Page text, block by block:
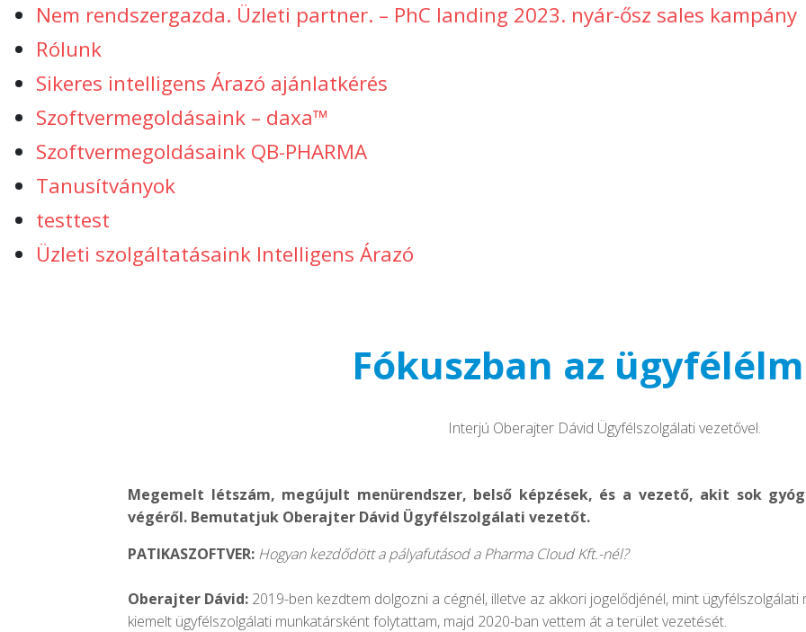
Nem rendszergazda. Üzleti partner. – PhC landing 2023. nyár-ősz sales kampány
Rólunk
Sikeres intelligens Árazó ajánlatkérés
Szoftvermegoldásaink – daxa™
Szoftvermegoldásaink QB-PHARMA
Tanusítványok
testtest
Üzleti szolgáltatásaink Intelligens Árazó
Fókuszban az
Interjú Oberajter Dávid Ügyfélszolgálati vezetővel.
Megemelt létszám, megújult menürendszer, belső képzések, és a vezető, akit sok
végéről. Bemutatjuk Oberajter Dávid Ügyfélszolgálati vezetőt.
PATIKASZOFTVER: Hogyan kezdődött a pályafutásod a Pharma Cloud Kft.-nél?
Oberajter Dávid: 2019-ben kezdtem dolgozni a cégnél, illetve az akkori jogelődjénél, mint
kiemelt ügyfélszolgálati munkatársként folytattam, majd 2020-ban vettem át a terület vezetését.